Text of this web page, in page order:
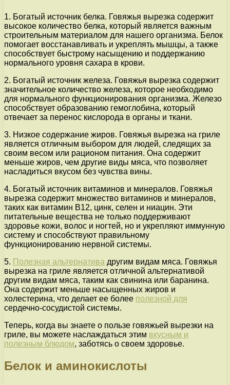
1. Богатый источник белка. Говяжья вырезка содержит
высокое количество белка, который является важным
строительным материалом для нашего организма. Белок
помогает восстанавливать и укреплять мышцы, а также
способствует быстрому насыщению и поддержанию
нормального уровня сахара в крови.
2. Богатый источник железа. Говяжья вырезка содержит
значительное количество железа, которое необходимо
для нормального функционирования организма. Железо
способствует образованию гемоглобина, который
отвечает за перенос кислорода в органы и ткани.
3. Низкое содержание жиров. Говяжья вырезка на гриле
является отличным выбором для людей, следящих за
своим весом или рационом питания. Она содержит
меньше жиров, чем другие виды мяса, что позволяет
насладиться вкусом без чувства вины.
4. Богатый источник витаминов и минералов. Говяжья
вырезка содержит множество витаминов и минералов,
таких как витамин В12, цинк, селен и ниацин. Эти
питательные вещества не только поддерживают
здоровье кожи, волос и ногтей, но и укрепляют иммунную
систему и способствуют правильному
функционированию нервной системы.
5. Полезная альтернатива другим видам мяса. Говяжья
вырезка на гриле является отличной альтернативой
другим видам мяса, таким как свинина или баранина.
Она содержит меньше насыщенных жиров и
холестерина, что делает ее более полезной для
сердечно-сосудистой системы.
Теперь, когда вы знаете о пользе говяжьей вырезки на
гриле, вы можете наслаждаться этим вкусным и
полезным блюдом, заботясь о своем здоровье.
Белок и аминокислоты